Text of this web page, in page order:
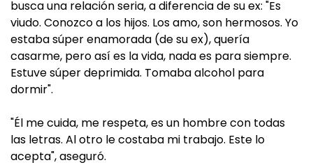
busca una relación seria, a diferencia de su ex: "Es
viudo. Conozco a los hijos. Los amo, son hermosos. Yo
estaba súper enamorada (de su ex), quería
casarme, pero así es la vida, nada es para siempre.
Estuve súper deprimida. Tomaba alcohol para
dormir".
"Él me cuida, me respeta, es un hombre con todas
las letras. Al otro le costaba mi trabajo. Este lo
acepta", aseguró.